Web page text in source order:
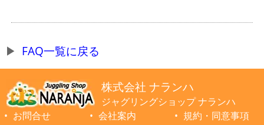
FAQ一覧に戻る
株式会社 ナランハ
ジャグリングショップ ナランハ
お問合せ
会社案内 規約・同意事項